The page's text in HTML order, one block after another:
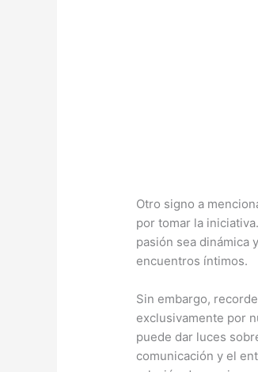
Otro signo a
por tomar la
pasión sea dinámica
encuentros íntimos.
Sin embargo,
exclusivamente por
puede dar luces
comunicación y el